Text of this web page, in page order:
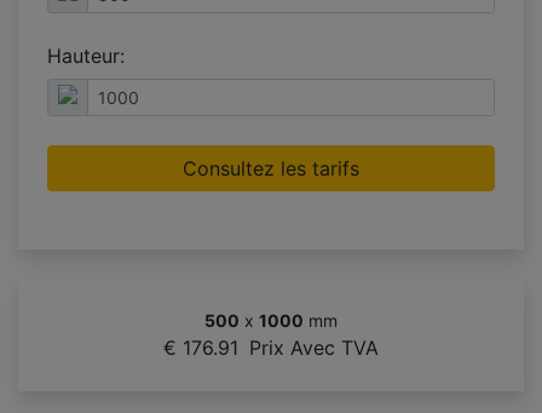
Hauteur:
Consultez les tarifs
500 x 1000 mm
€ 176.91 Prix Avec TVA